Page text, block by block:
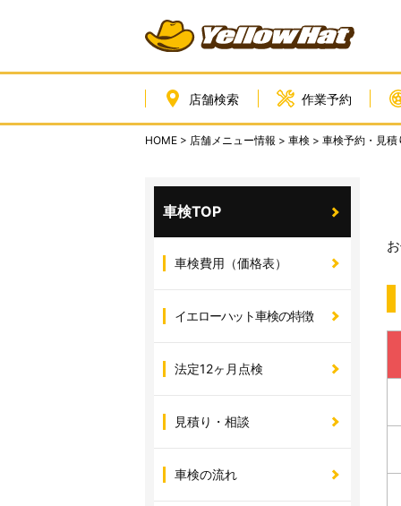
店舗検索 作業予約
HOME > 店舗メニュー情報 > 車検 > 車検予約・見積
車検TOP
車検費用（価格表）
イエローハット車検の特徴
法定12ヶ月点検
見積り・相談
車検の流れ